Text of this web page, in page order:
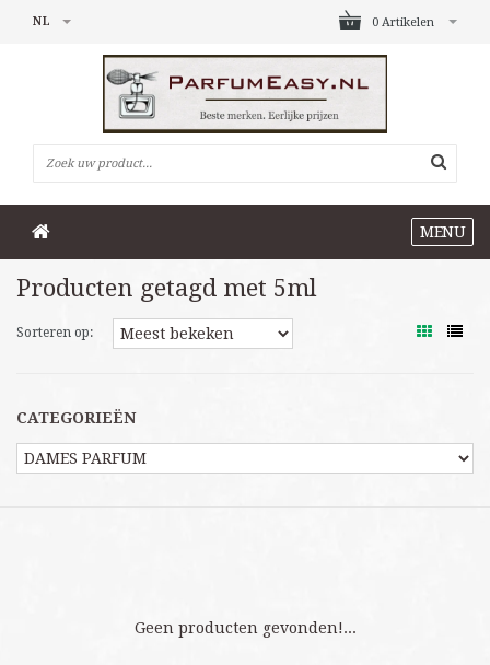
0 Artikelen
NL
MENU
Producten getagd met 5ml
Sorteren op:
CATEGORIEËN
Geen producten gevonden!...